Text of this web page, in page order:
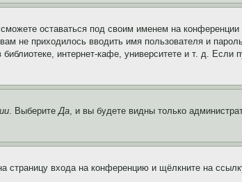
оставаться под своим именем на
не приходилось вводить имя пользователя и
интернет-кафе, университете и т. д. Если
. ВыберитеДа, и вы будете видны только
страницу входа на конференцию и щёлкните на